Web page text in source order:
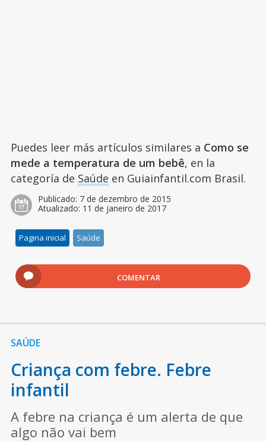
Puedes leer más artículos similares a Como se
mede a temperatura de um bebê, en la
categoría de Saúde en Guiainfantil.com Brasil.
Publicado: 7 de dezembro de 2015
Atualizado: 11 de janeiro de 2017
Pagina inicial Saúde
COMENTAR
SAÚDE
Criança com febre. Febre
infantil
A febre na criança é um alerta de que
algo não vai bem